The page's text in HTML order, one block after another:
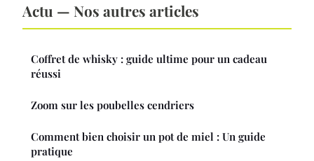
Actu — Nos autres articles
Coffret de whisky : guide ultime pour un cadeau
réussi
Zoom sur les poubelles cendriers
Comment bien choisir un pot de miel : Un guide
pratique